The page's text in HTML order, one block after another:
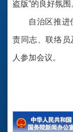
盗版”的良好氛围
自治区推进
责同志、联络
人参加会议。